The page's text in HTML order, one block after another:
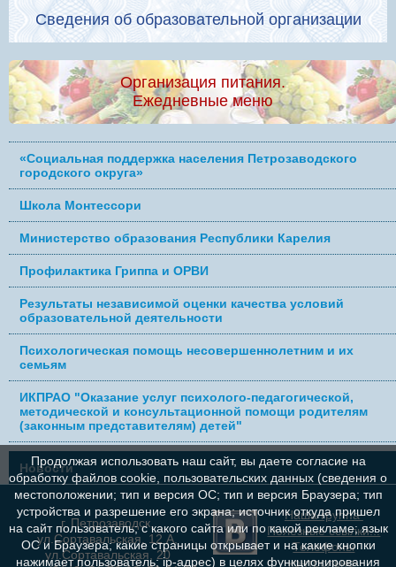
Сведения об образовательной организации
Организация питания.
Ежедневные меню
«Социальная поддержка населения Петрозаводского
городского округа»
Школа Монтессори
Министерство образования Республики Карелия
Профилактика Гриппа и ОРВИ
Результаты независимой оценки качества условий
образовательной деятельности
Психологическая помощь несовершеннолетним и их
семьям
ИКПРАО "Оказание услуг психолого-педагогической,
методической и консультационной помощи родителям
(законным представителям) детей"
Новости
г. Петрозаводск,
ул.Сортавальская, 12 А,
ул.Сортавальская, 20
Наша группа
Полезные ссылки...
Телефоны
контрольно-
Продолжая использовать наш сайт, вы даете согласие на
обработку файлов cookie, пользовательских данных (сведения о
местоположении; тип и версия ОС; тип и версия Браузера; тип
устройства и разрешение его экрана; источник откуда пришел
на сайт пользователь; с какого сайта или по какой рекламе; язык
ОС и Браузера; какие страницы открывает и на какие кнопки
нажимает пользователь; ip-адрес) в целях функционирования